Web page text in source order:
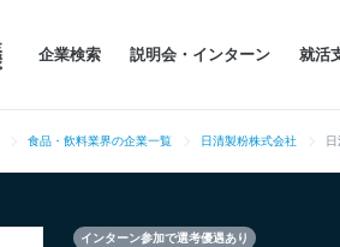
企業検索 説明会・インターン 就活
食品・飲料業界の企業一覧 日清製粉株式会社
インターン参加で選考優遇あり